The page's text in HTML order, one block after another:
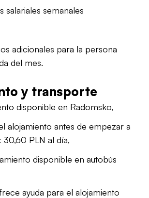
salariales semanales
adicionales para la persona
del mes.
y transporte
disponible en Radomsko,
alojamiento antes de empezar a
30,60 PLN al día,
disponible en autobús
ayuda para el alojamiento